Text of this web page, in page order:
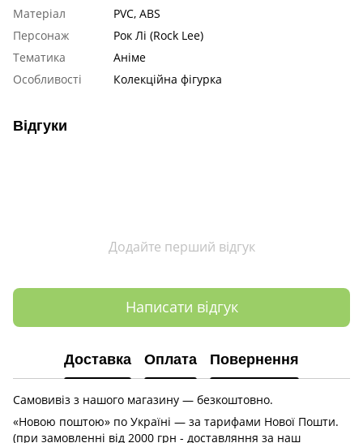
Матеріал
PVC, ABS
Персонаж
Рок Лі (Rock Lee)
Тематика
Аніме
Особливості
Колекційна фігурка
Відгуки
Додайте перший відгук
Написати відгук
Доставка Оплата Повернення
Самовивіз з нашого магазину — безкоштовно.
«Новою поштою» по Україні — за тарифами Нової Пошти.
(при замовленні від 2000 грн - доставляння за наш